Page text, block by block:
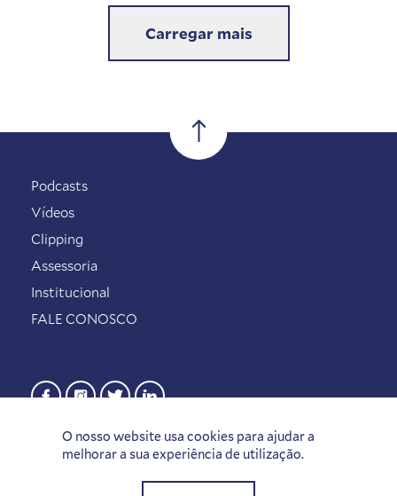
Carregar mais
O nosso website usa cookies para ajudar a
melhorar a sua experiência de utilização.
Podcasts
Vídeos
Clipping
Assessoria
Institucional
FALE CONOSCO